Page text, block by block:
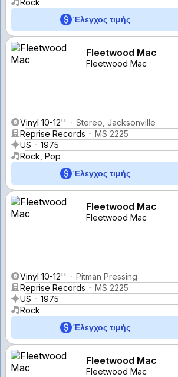
Έλεγχος τιμής
Fleetwood Mac
Fleetwood Mac
Vinyl 10-12''
Stereo, Jacksonville
Reprise Records
MS 2225
US
1975
Rock, Pop
Έλεγχος τιμής
Fleetwood Mac
Fleetwood Mac
Vinyl 10-12''
Pitman Pressing
Reprise Records
MS 2225
US
1975
Rock
Έλεγχος τιμής
Fleetwood Mac
Fleetwood Mac